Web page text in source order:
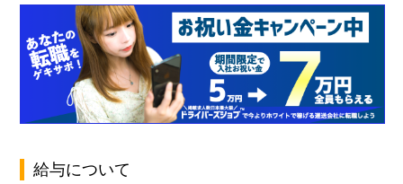
給与について